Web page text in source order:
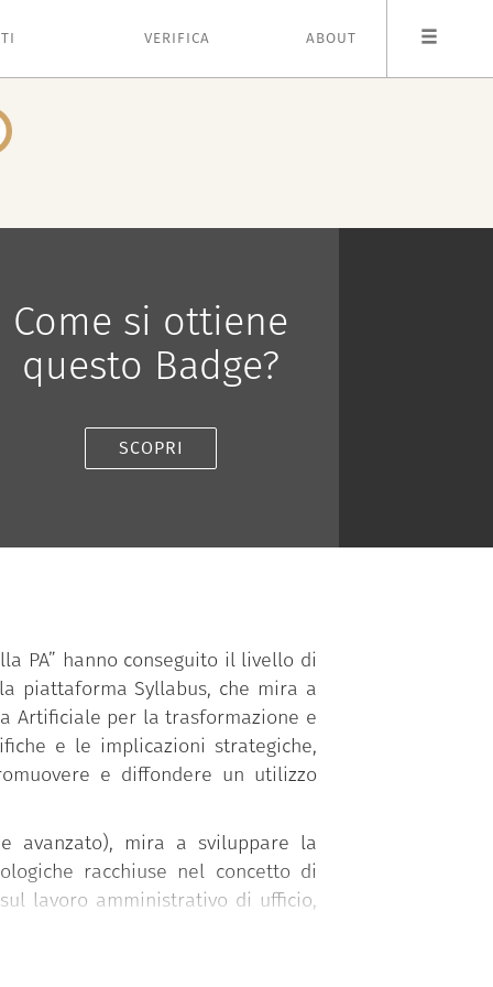
VERIFICA ABOUT
Come si ottiene
questo Badge?
SCOPRI
PA” hanno conseguito il livello di
piattaforma Syllabus, che mira a
Artificiale per la trasformazione e
e le implicazioni strategiche,
e diffondere un utilizzo
avanzato), mira a sviluppare la
racchiuse nel concetto di
lavoro amministrativo di ufficio,
che possono orientare la